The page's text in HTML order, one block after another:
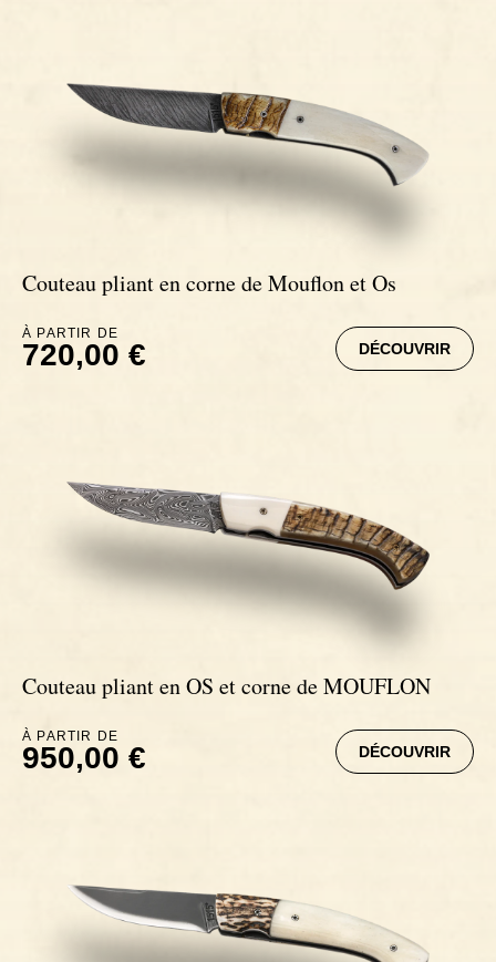
Couteau pliant en corne de Mouflon et Os
À PARTIR DE
720,00 € DÉCOUVRIR
Couteau pliant en OS et corne de MOUFLON
À PARTIR DE
950,00 € DÉCOUVRIR